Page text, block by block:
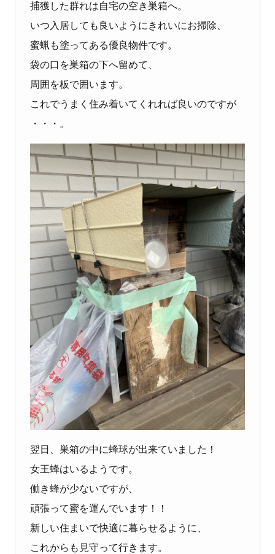
捕獲した群れは自宅の空き巣箱へ。
いつ入居しても良いようにきれいにお掃除、
蜜蝋も塗ってある優良物件です。
袋の口を巣箱の下へ留めて、
周囲を板で囲います。
これでうまく住み着いてくれれば良いのですが
・・・。
翌日、巣箱の中に蜂球が出来ていました！
女王蜂はいるようです。
働き蜂が少ないですが、
頑張って蜜を運んでいます！！
新しい住まいで快適に暮らせるように、
これからも見守って行きます。